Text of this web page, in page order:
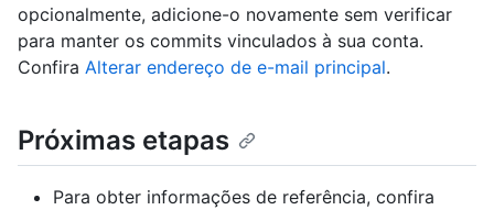
opcionalmente, adicione-o novamente sem verificar
para manter os commits vinculados à sua conta.
Confira Alterar endereço de e-mail principal.
Próximas etapas
Para obter informações de referência, confira